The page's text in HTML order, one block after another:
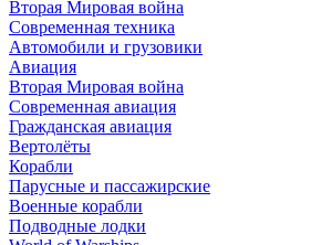
Вторая Мировая война
Современная техника
Автомобили и грузовики
Авиация
Вторая Мировая война
Современная авиация
Гражданская авиация
Вертолёты
Корабли
Парусные и пассажирские
Военные корабли
Подводные лодки